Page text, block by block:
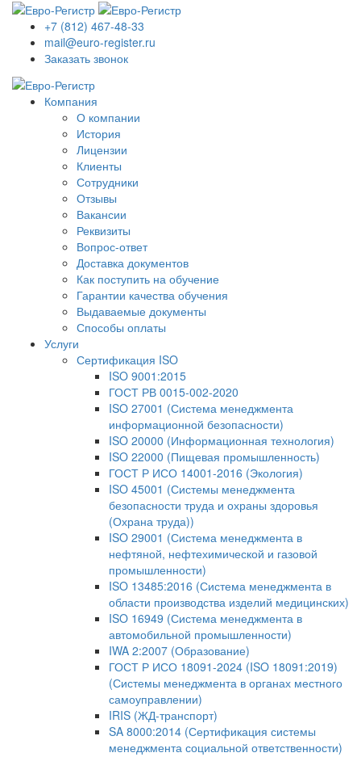
+7 (812) 467-48-33
mail@euro-register.ru
Заказать звонок
Компания
О компании
История
Лицензии
Клиенты
Сотрудники
Отзывы
Вакансии
Реквизиты
Вопрос-ответ
Доставка документов
Как поступить на обучение
Гарантии качества обучения
Выдаваемые документы
Способы оплаты
Услуги
Сертификация ISO
ISO 9001:2015
ГОСТ РВ 0015-002-2020
ISO 27001 (Система менеджмента
информационной безопасности)
ISO 20000 (Информационная технология)
ISO 22000 (Пищевая промышленность)
ГОСТ Р ИСО 14001-2016 (Экология)
ISO 45001 (Системы менеджмента
безопасности труда и охраны здоровья
(Охрана труда))
ISO 29001 (Система менеджмента в
нефтяной, нефтехимической и газовой
промышленности)
ISO 13485:2016 (Система менеджмента в
области производства изделий медицинских)
ISO 16949 (Система менеджмента в
автомобильной промышленности)
IWA 2:2007 (Образование)
ГОСТ Р ИСО 18091-2024 (ISO 18091:2019)
(Системы менеджмента в органах местного
самоуправлении)
IRIS (ЖД-транспорт)
SA 8000:2014 (Сертификация системы
менеджмента социальной ответственности)